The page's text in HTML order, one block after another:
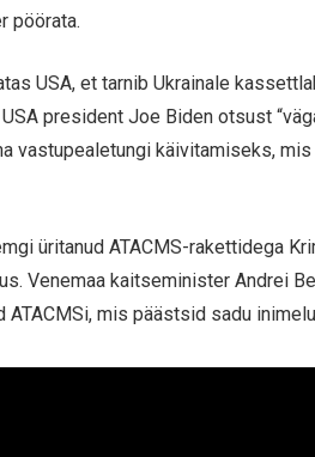
pöörata.
USA, et tarnib Ukrainale
president Joe Biden otsust
vastupealetungi käivitamiseks,
üritanud ATACMS-rakettidega
Venemaa kaitseminister Andrei
ATACMSi, mis päästsid sadu